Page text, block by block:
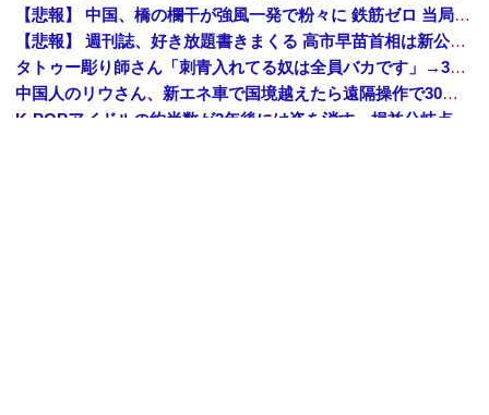
【悲報】 中国、橋の欄干が強風一発で粉々に 鉄筋ゼロ 当局「接着剤でくっつけただけ」「正常で、品質問題はない」
【悲報】 週刊誌、好き放題書きまくる 高市早苗首相は新公用車の贅を尽くした後部座席でたばこを吸うのが至福の時間「どんどん延びる乗車時間」
タトゥー彫り師さん「刺青入れてる奴は全員バカです」→30万再生ｗｗｗｗｗｗ
中国人のリウさん、新エネ車で国境越えたら遠隔操作で30時間ロックされる！